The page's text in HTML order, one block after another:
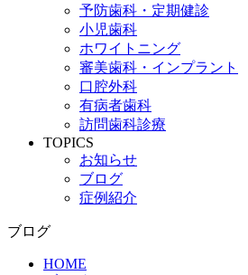
予防歯科・定期健診
小児歯科
ホワイトニング
審美歯科・インプラント
口腔外科
有病者歯科
訪問歯科診療
TOPICS
お知らせ
ブログ
症例紹介
ブログ
HOME